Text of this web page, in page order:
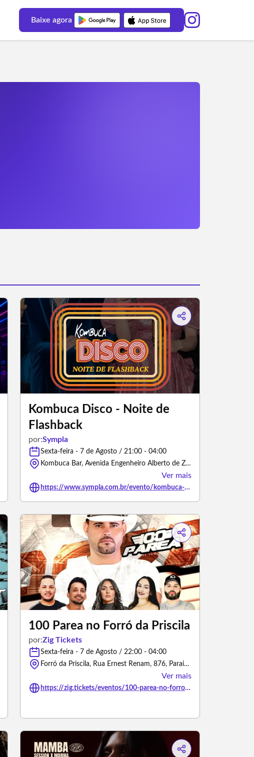
Baixe agora
Kombuca Disco - Noite de
Flashback
por:Sympla
Sexta-feira - 7 de Agosto / 21:00 - 04:00
Kombuca Bar, Avenida Engenheiro Alberto de Zagottis - São Paulo/São Paulo
Ver mais
https://www.sympla.com.br/evento/kombuca-disco-noite-de-flashback/3494692
100 Parea no Forró da Priscila
por:Zig Tickets
Sexta-feira - 7 de Agosto / 22:00 - 04:00
Forró da Priscila, Rua Ernest Renam, 876, Paraisópolis - São Paulo/São Paulo
Ver mais
https://zig.tickets/eventos/100-parea-no-forro-da-priscila1